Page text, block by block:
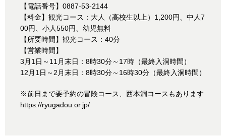
【電話番号】0887-53-2144
【料金】観光コース：大人（高校生以上）1,200円、中人7
00円、小人550円、幼児無料
【所要時間】観光コース：40分
【営業時間】
3月1日～11月末日：8時30分～17時（最終入洞時間）
12月1日～2月末日：8時30分～16時30分（最終入洞時間）
※前日まで要予約の冒険コース、西本洞コースもあります
https://ryugadou.or.jp/